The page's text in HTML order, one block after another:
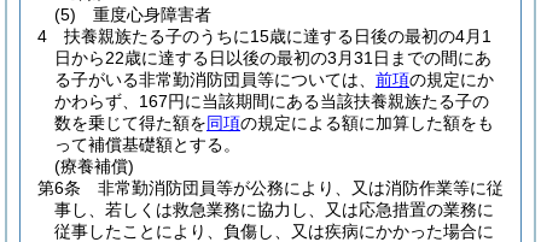
(5)
重度心身障害者
4
扶養親族たる子のうちに15歳に達する日後の最初の4月1
日から22歳に達する日以後の最初の3月31日までの間にあ
る子がいる非常勤消防団員等については、 前項の規定にか
かわらず、167円に当該期間にある当該扶養親族たる子の
数を乗じて得た額を同項の規定による額に加算した額をも
って補償基礎額とする。
(療養補償)
第6条
非常勤消防団員等が公務により、又は消防作業等に従
事し、若しくは救急業務に協力し、又は応急措置の業務に
従事したことにより、負傷し、又は疾病にかかった場合に